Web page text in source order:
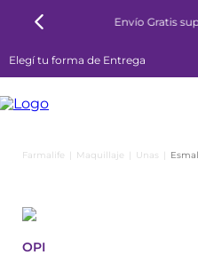
Envío Gratis
Elegí tu forma de Entrega
Maquillaje Unas
OPI